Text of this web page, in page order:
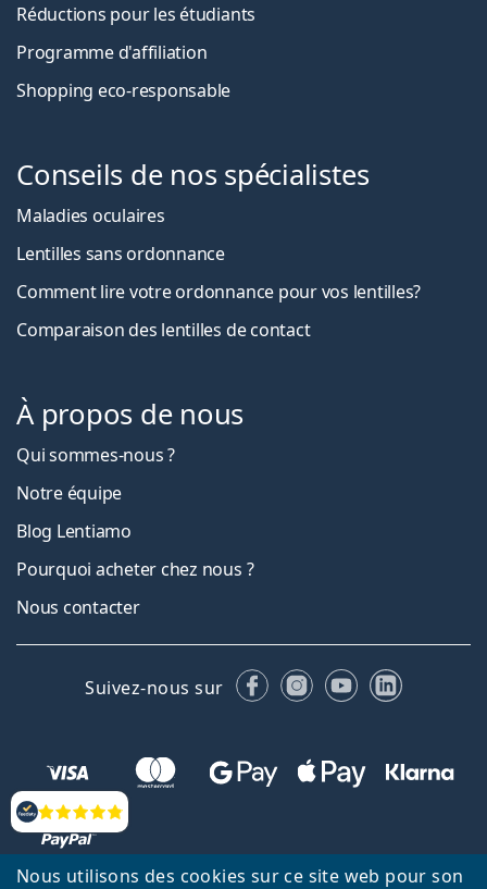
Nous utilisons des cookies sur ce site web pour son
Évaluation
Réductions pour les étudiants
Programme d'affiliation
Shopping eco-responsable
Conseils de nos spécialistes
Maladies oculaires
Lentilles sans ordonnance
Comment lire votre ordonnance pour vos lentilles?
Comparaison des lentilles de contact
À propos de nous
Qui sommes-nous ?
Notre équipe
Blog Lentiamo
Pourquoi acheter chez nous ?
Nous contacter
Suivez-nous sur FacebookInstagram
YouTubeLinkedIn